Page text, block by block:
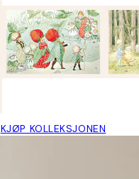
KJØP KOLLEKSJONEN